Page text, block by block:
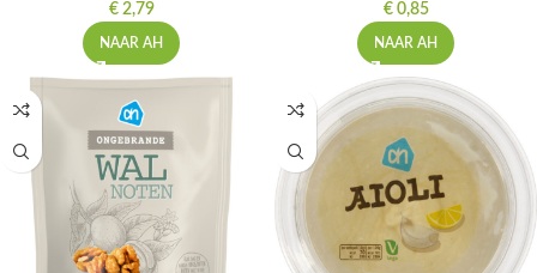
€2,79
NAAR AH
€0,85
NAAR AH